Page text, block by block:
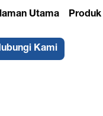
Utama Produk
Kami